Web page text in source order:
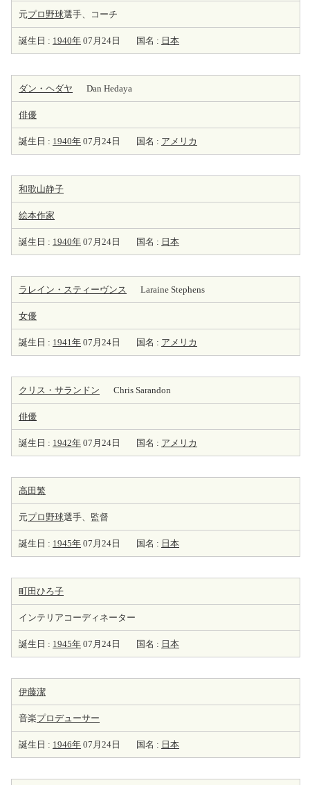
元プロ野球選手、コーチ
誕生日 : 1940年 07月24日 国名 : 日本
ダン・ヘダヤ Dan Hedaya
俳優
誕生日 : 1940年 07月24日 国名 : アメリカ
和歌山静子
絵本作家
誕生日 : 1940年 07月24日 国名 : 日本
ラレイン・スティーヴンス Laraine Stephens
女優
誕生日 : 1941年 07月24日 国名 : アメリカ
クリス・サランドン Chris Sarandon
俳優
誕生日 : 1942年 07月24日 国名 : アメリカ
高田繁
元プロ野球選手、監督
誕生日 : 1945年 07月24日 国名 : 日本
町田ひろ子
インテリアコーディネーター
誕生日 : 1945年 07月24日 国名 : 日本
伊藤潔
音楽プロデューサー
誕生日 : 1946年 07月24日 国名 : 日本